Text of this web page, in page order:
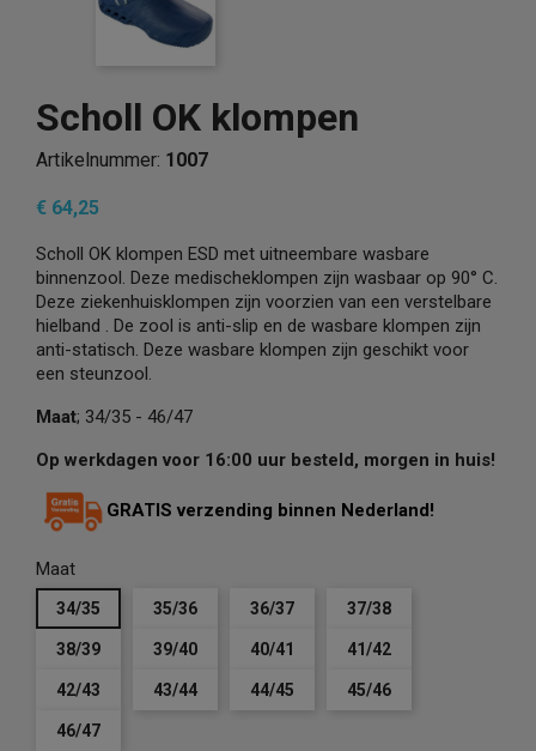
Scholl OK klompen
Artikelnummer: 1007
€ 64,25
Scholl OK klompen ESD met uitneembare wasbare
binnenzool. Deze medischeklompen zijn wasbaar op 90° C.
Deze ziekenhuisklompen zijn voorzien van een verstelbare
hielband . De zool is anti-slip en de wasbare klompen zijn
anti-statisch. Deze wasbare klompen zijn geschikt voor
een steunzool.
Maat; 34/35 - 46/47
Op werkdagen voor 16:00 uur besteld, morgen in huis!
GRATIS verzending binnen Nederland!
Maat
34/35 35/36 36/37 37/38
38/39 39/40 40/41 41/42
42/43 43/44 44/45 45/46
46/47